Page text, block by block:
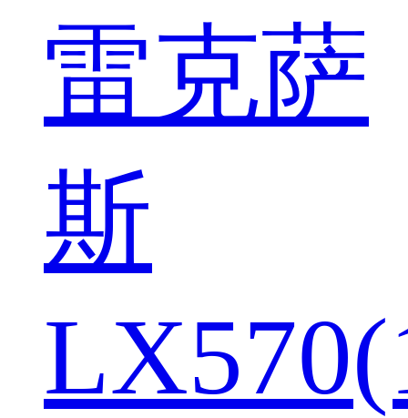
雷克萨
斯